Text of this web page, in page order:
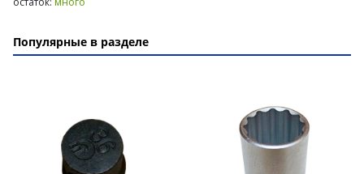
Популярные в разделе